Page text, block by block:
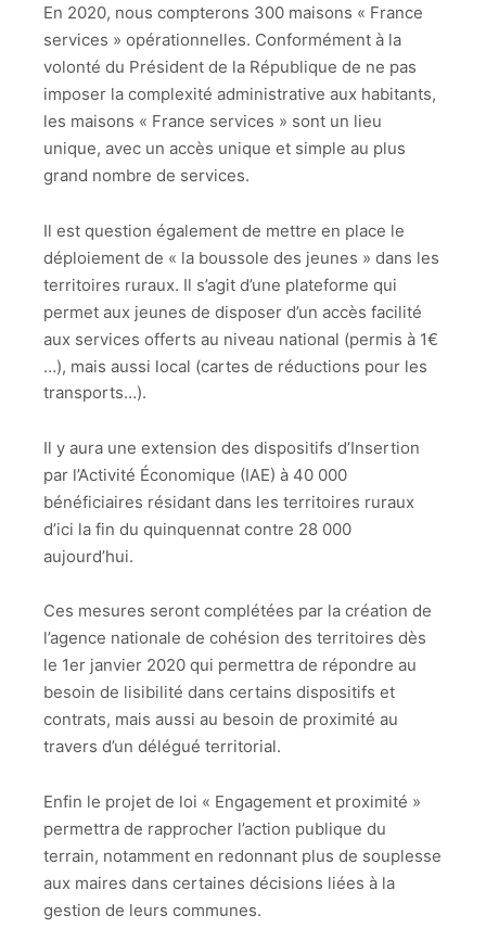
En 2020, nous compterons 300 maisons « France
services » opérationnelles. Conformément à la
volonté du Président de la République de ne pas
imposer la complexité administrative aux habitants,
les maisons « France services » sont un lieu
unique, avec un accès unique et simple au plus
grand nombre de services.
Il est question également de mettre en place le
déploiement de « la boussole des jeunes » dans les
territoires ruraux. Il s’agit d’une plateforme qui
permet aux jeunes de disposer d’un accès facilité
aux services offerts au niveau national (permis à 1€
…), mais aussi local (cartes de réductions pour les
transports…).
Il y aura une extension des dispositifs d’Insertion
par l’Activité Économique (IAE) à 40 000
bénéficiaires résidant dans les territoires ruraux
d’ici la fin du quinquennat contre 28 000
aujourd’hui.
Ces mesures seront complétées par la création de
l’agence nationale de cohésion des territoires dès
le 1er janvier 2020 qui permettra de répondre au
besoin de lisibilité dans certains dispositifs et
contrats, mais aussi au besoin de proximité au
travers d’un délégué territorial.
Enfin le projet de loi « Engagement et proximité »
permettra de rapprocher l’action publique du
terrain, notamment en redonnant plus de souplesse
aux maires dans certaines décisions liées à la
gestion de leurs communes.